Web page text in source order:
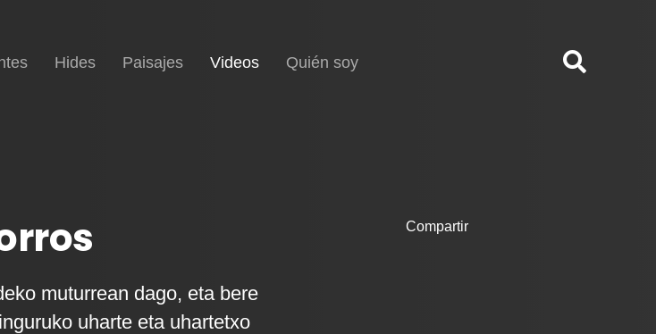
Inicio
Hides Paisajes Videos(current)Quién soy
muturrean dago, eta bere
uharte eta uhartetxo
Compartir